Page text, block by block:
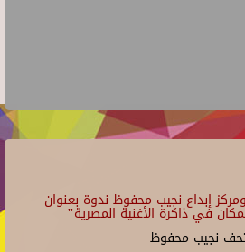
إبداع نجيب محفوظ ندوة بعنوان
في ذاكرة الأغنية المصرية"
نجيب محفوظ